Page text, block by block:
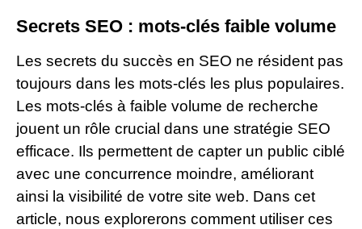
Secrets SEO : mots-clés faible volume
Les secrets du succès en SEO ne résident pas
toujours dans les mots-clés les plus populaires.
Les mots-clés à faible volume de recherche
jouent un rôle crucial dans une stratégie SEO
efficace. Ils permettent de capter un public ciblé
avec une concurrence moindre, améliorant
ainsi la visibilité de votre site web. Dans cet
article, nous explorerons comment utiliser ces